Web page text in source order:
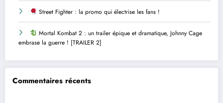
Street Fighter : la promo qui électrise les fans !
Mortal Kombat 2 : un trailer épique et dramatique, Johnny Cage
embrase la guerre ! [TRAILER 2]
Commentaires récents